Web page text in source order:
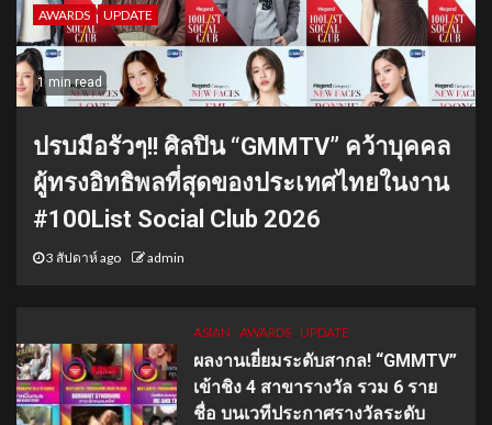
AWARDS UPDATE
1 min read
ปรบมือรัวๆ!! ศิลปิน “GMMTV” คว้าบุคคล
ผู้ทรงอิทธิพลที่สุดของประเทศไทยในงาน
#100List Social Club 2026
3 สัปดาห์ ago admin
ASIAN AWARDS UPDATE
ผลงานเยี่ยมระดับสากล! “GMMTV”
เข้าชิง 4 สาขารางวัล รวม 6 ราย
ชื่อ บนเวทีประกาศรางวัลระดับ